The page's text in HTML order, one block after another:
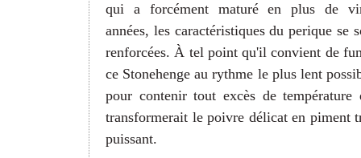
qui a forcément maturé en plus de
années, les caractéristiques du perique se
renforcées. À tel point qu'il convient de
ce Stonehenge au rythme le plus lent
pour contenir tout excès de température
transformerait le poivre délicat en piment
puissant.